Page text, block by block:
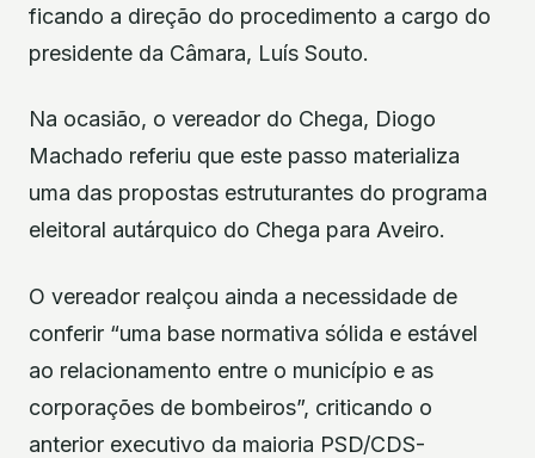
ficando a direção do procedimento a cargo do
presidente da Câmara, Luís Souto.
Na ocasião, o vereador do Chega, Diogo
Machado referiu que este passo materializa
uma das propostas estruturantes do programa
eleitoral autárquico do Chega para Aveiro.
O vereador realçou ainda a necessidade de
conferir “uma base normativa sólida e estável
ao relacionamento entre o município e as
corporações de bombeiros”, criticando o
anterior executivo da maioria PSD/CDS-